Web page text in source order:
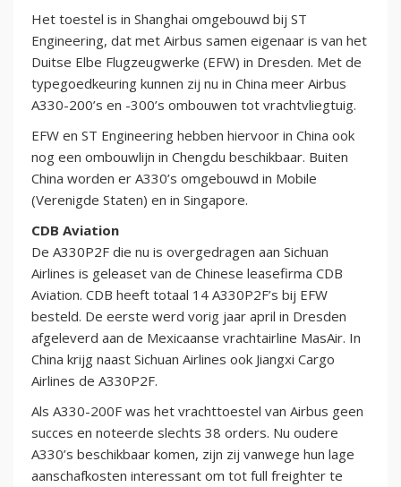
Het toestel is in Shanghai omgebouwd bij ST
Engineering, dat met Airbus samen eigenaar is van het
Duitse Elbe Flugzeugwerke (EFW) in Dresden. Met de
typegoedkeuring kunnen zij nu in China meer Airbus
A330-200’s en -300’s ombouwen tot vrachtvliegtuig.
EFW en ST Engineering hebben hiervoor in China ook
nog een ombouwlijn in Chengdu beschikbaar. Buiten
China worden er A330’s omgebouwd in Mobile
(Verenigde Staten) en in Singapore.
CDB Aviation
De A330P2F die nu is overgedragen aan Sichuan
Airlines is geleaset van de Chinese leasefirma CDB
Aviation. CDB heeft totaal 14 A330P2F’s bij EFW
besteld. De eerste werd vorig jaar april in Dresden
afgeleverd aan de Mexicaanse vrachtairline MasAir. In
China krijg naast Sichuan Airlines ook Jiangxi Cargo
Airlines de A330P2F.
Als A330-200F was het vrachttoestel van Airbus geen
succes en noteerde slechts 38 orders. Nu oudere
A330’s beschikbaar komen, zijn zij vanwege hun lage
aanschafkosten interessant om tot full freighter te